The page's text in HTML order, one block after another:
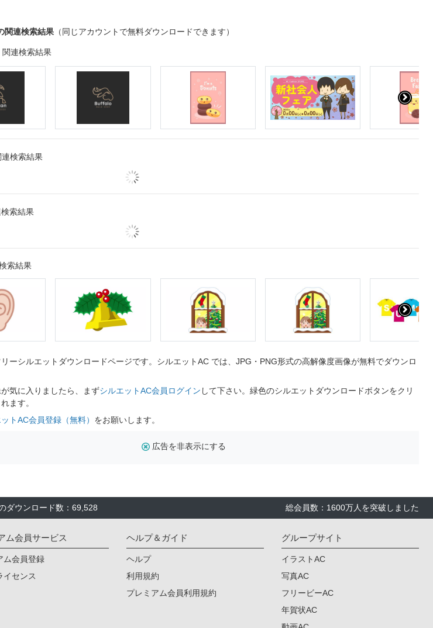
関連検索結果 （同じアカウントで無料ダウンロードできます）
連検索結果
検索結果
索結果
索結果
ーシルエットダウンロードページです。シルエットAC では、JPG・PNG形式の高解像度画像が無料でダウンロ
気に入りましたら、まずシルエットAC会員ログイン して下さい。緑色のシルエットダウンロードボタンをクリ
ます。
トAC会員登録（無料） をお願いします。
広告を非表示にする
ダウンロード数：69,528 総会員数：1600万人を突破しました
ム会員サービス
ム会員登録
イセンス
ヘルプ＆ガイド
ヘルプ
利用規約
プレミアム会員利用規約
グループサイト
イラストAC
写真AC
フリービーAC
年賀状AC